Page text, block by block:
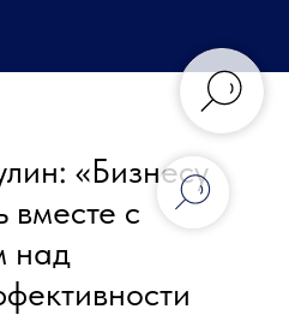
«Бизнесу
вместе с
над